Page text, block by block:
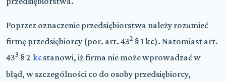
Poprzez oznaczenie przedsiębiorstwa należy rozumieć
firmę przedsiębiorcy (por. art. 432 § 1 kc). Natomiast art.
433 § 2 kcstanowi, iż firma nie może wprowadzać w
błąd, w szczególności co do osoby przedsiębiorcy,